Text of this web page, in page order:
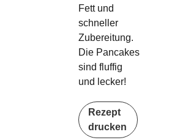
Fett und
schneller
Zubereitung.
Die Pancakes
sind fluffig
und lecker!
Rezept
drucken